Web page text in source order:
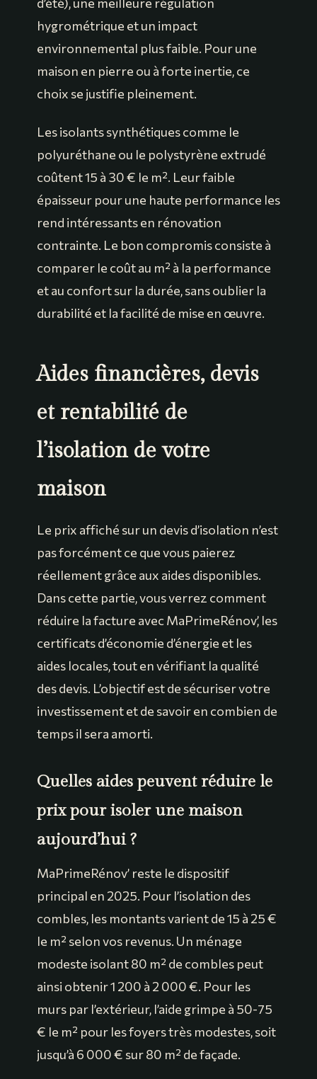
hygrométrique et un impact
environnemental plus faible. Pour une
maison en pierre ou à forte inertie, ce
choix se justifie pleinement.
Les isolants synthétiques comme le
polyuréthane ou le polystyrène extrudé
coûtent 15 à 30 € le m². Leur faible
épaisseur pour une haute performance les
rend intéressants en rénovation
contrainte. Le bon compromis consiste à
comparer le coût au m² à la performance
et au confort sur la durée, sans oublier la
durabilité et la facilité de mise en œuvre.
Aides financières, devis
et rentabilité de
l’isolation de votre
maison
Le prix affiché sur un devis d’isolation n’est
pas forcément ce que vous paierez
réellement grâce aux aides disponibles.
Dans cette partie, vous verrez comment
réduire la facture avec MaPrimeRénov’, les
certificats d’économie d’énergie et les
aides locales, tout en vérifiant la qualité
des devis. L’objectif est de sécuriser votre
investissement et de savoir en combien de
temps il sera amorti.
Quelles aides peuvent réduire le
prix pour isoler une maison
aujourd’hui ?
MaPrimeRénov’ reste le dispositif
principal en 2025. Pour l’isolation des
combles, les montants varient de 15 à 25 €
le m² selon vos revenus. Un ménage
modeste isolant 80 m² de combles peut
ainsi obtenir 1 200 à 2 000 €. Pour les
murs par l’extérieur, l’aide grimpe à 50-75
€ le m² pour les foyers très modestes, soit
jusqu’à 6 000 € sur 80 m² de façade.